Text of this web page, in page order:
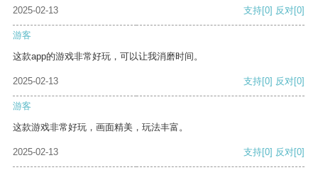
2025-02-13
支持[0] 反对[0]
游客
这款app的游戏非常好玩，可以让我消磨时间。
2025-02-13 支持[0] 反对[0]
游客
这款游戏非常好玩，画面精美，玩法丰富。
2025-02-13 支持[0] 反对[0]